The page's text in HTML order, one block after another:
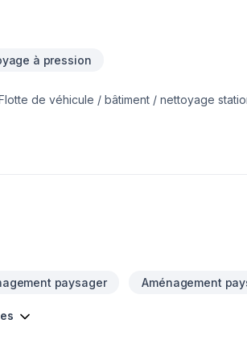
à pression
de véhicule / bâtiment / nettoyage
paysager Aménagement